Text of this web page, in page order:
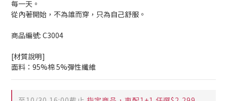
每一天。
從內著開始，不為誰而穿，只為自己舒服。
商品編號: C3004
[材質說明]
面料：95%棉 5%彈性纖維